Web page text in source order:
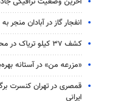
انفجار گاز در آبادان منجر
کشف ۳۷ کیلو تریاک در محورهای مواصلاتی یزد
«مزرعه من» در آستانه
قمصری در تهران کنسرت
ایرانی